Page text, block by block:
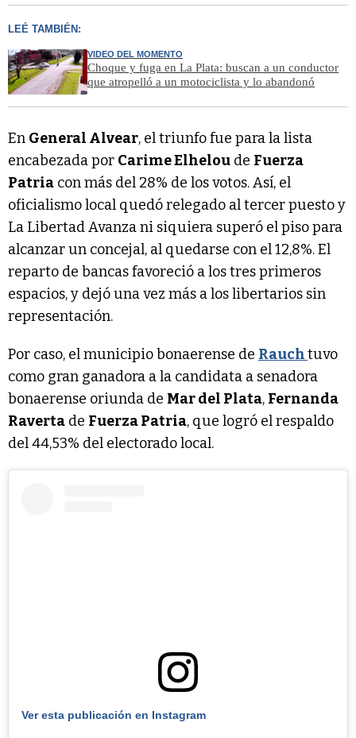
LEÉ TAMBIÉN:
VIDEO DEL MOMENTO
Choque y fuga en La Plata: buscan a un conductor
que atropelló a un motociclista y lo abandonó
En General Alvear, el triunfo fue para la lista
encabezada por Carime Elhelou de Fuerza
Patria con más del 28% de los votos. Así, el
oficialismo local quedó relegado al tercer puesto y
La Libertad Avanza ni siquiera superó el piso para
alcanzar un concejal, al quedarse con el 12,8%. El
reparto de bancas favoreció a los tres primeros
espacios, y dejó una vez más a los libertarios sin
representación.
Por caso, el municipio bonaerense de Rauchtuvo
como gran ganadora a la candidata a senadora
bonaerense oriunda de Mar del Plata, Fernanda
Raverta de Fuerza Patria, que logró el respaldo
del 44,53% del electorado local.
Ver esta publicación en Instagram